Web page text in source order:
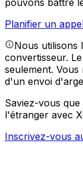
pouvons battre
Planifier un
Nous utilisons
convertisseur.
seulement.
d'un envoi
Saviez-vous
l'étranger avec
Inscrivez-vous